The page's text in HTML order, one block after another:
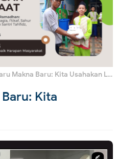
Makna Baru: Kita Usahakan Lagi
Kita